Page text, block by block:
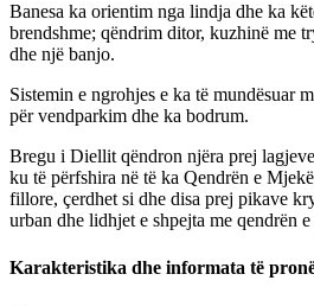
Banesa ka orientim nga lindja dhe ka
brendshme; qëndrim ditor, kuzhinë me
dhe një banjo.
Sistemin e ngrohjes e ka të mundësuar
për vendparkim dhe ka bodrum.
Bregu i Diellit qëndron njëra prej
ku të përfshira në të ka Qendrën e
fillore, çerdhet si dhe disa prej pikave
urban dhe lidhjet e shpejta me qendrën
Karakteristika dhe informata të